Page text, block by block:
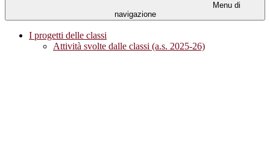
Menu di
navigazione
I progetti delle classi
Attività svolte dalle classi (a.s. 2025-26)